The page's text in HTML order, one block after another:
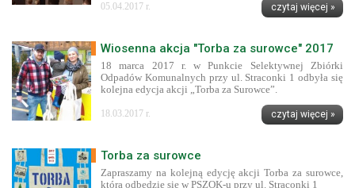
05.04.2017 r. czytaj więcej »
Wiosenna akcja "Torba za surowce" 2017
18 marca 2017 r. w Punkcie Selektywnej Zbiórki
Odpadów Komunalnych przy ul. Straconki 1 odbyła się
kolejna edycja akcji „Torba za Surowce”.
18.03.2017 r. czytaj więcej »
Torba za surowce
Zapraszamy na kolejną edycję akcji Torba za surowce,
która odbędzie się w PSZOK-u przy ul. Straconki 1